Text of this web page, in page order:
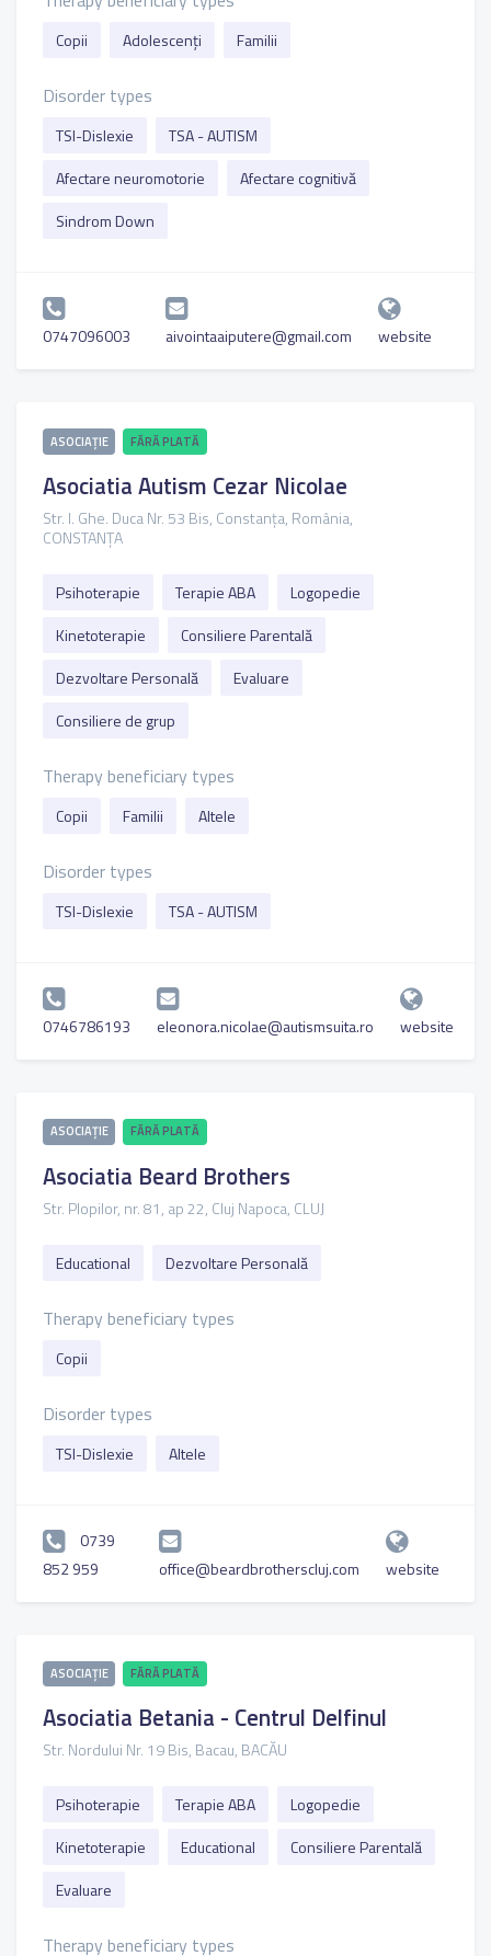
Copii Adolescenți Familii
Disorder types
TSI-Dislexie
TSA - AUTISM
Afectare neuromotorie
Afectare cognitivă
Sindrom Down
0747096003 aivointaaiputere@gmail.com website
ASOCIAȚIE FĂRĂ PLATĂ
Asociatia Autism Cezar Nicolae
Str. I. Ghe. Duca Nr. 53 Bis, Constanța, România,
CONSTANȚA
Psihoterapie Terapie ABA
Logopedie
Kinetoterapie
Consiliere Parentală
Dezvoltare Personală
Evaluare
Consiliere de grup
Therapy beneficiary types
Copii Familii Altele
Disorder types
TSI-Dislexie TSA - AUTISM
0746786193 eleonora.nicolae@autismsuita.ro website
ASOCIAȚIE FĂRĂ PLATĂ
Asociatia Beard Brothers
Str. Plopilor, nr. 81, ap 22, Cluj Napoca, CLUJ
Educational Dezvoltare Personală
Therapy beneficiary types
Copii
Disorder types
TSI-Dislexie Altele
0739
852 959
office@beardbrotherscluj.com website
ASOCIAȚIE FĂRĂ PLATĂ
Asociatia Betania - Centrul Delfinul
Str. Nordului Nr. 19 Bis, Bacau, BACĂU
Psihoterapie Terapie ABA
Logopedie
Kinetoterapie
Educational
Consiliere Parentală
Evaluare
Therapy beneficiary types